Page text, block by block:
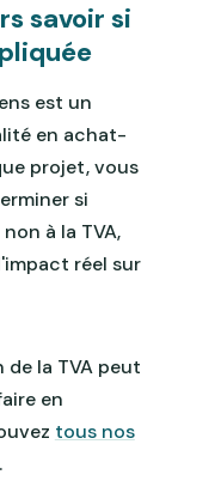
savoir si
est un
en achat-
projet, vous
si
à la TVA,
réel sur
la TVA peut
en
tous nos